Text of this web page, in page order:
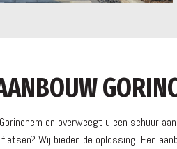
en overweegt u een schuur
Wij bieden de oplossing. Een